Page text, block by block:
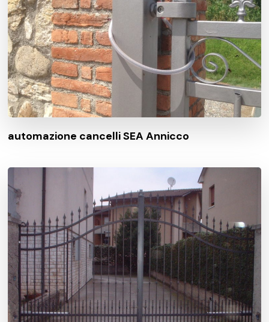
automazione cancelli SEA Annicco